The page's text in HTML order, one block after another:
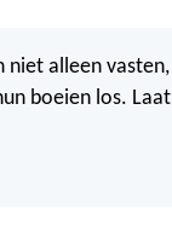
niet alleen
boeien los.